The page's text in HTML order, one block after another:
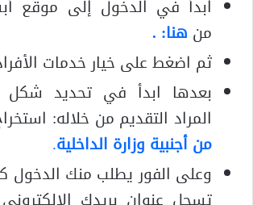
ابدأ في الدخول إلى موقع
من هنا: .
ثم اضغط على خيار خدمات
بعدها ابدأ في تحديد شكل
المراد التقديم من خلاله:
من أجنبية وزارة الداخلية.
وعلى الفور يطلب منك